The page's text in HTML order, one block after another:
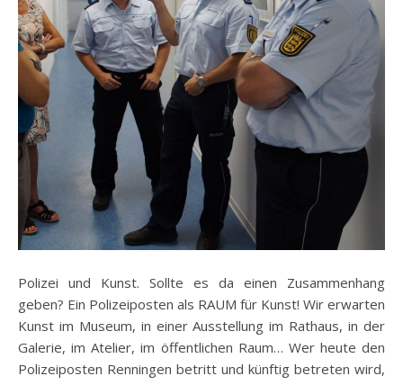
Polizei und Kunst. Sollte es da einen Zusammenhang
geben? Ein Polizeiposten als RAUM für Kunst! Wir erwarten
Kunst im Museum, in einer Ausstellung im Rathaus, in der
Galerie, im Atelier, im öffentlichen Raum… Wer heute den
Polizeiposten Renningen betritt und künftig betreten wird,